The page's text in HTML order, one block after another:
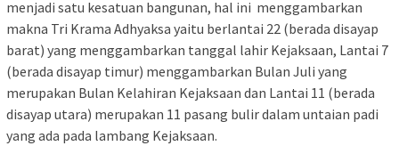
menjadi satu kesatuan bangunan, hal ini menggambarkan
makna Tri Krama Adhyaksa yaitu berlantai 22 (berada disayap
barat) yang menggambarkan tanggal lahir Kejaksaan, Lantai 7
(berada disayap timur) menggambarkan Bulan Juli yang
merupakan Bulan Kelahiran Kejaksaan dan Lantai 11 (berada
disayap utara) merupakan 11 pasang bulir dalam untaian padi
yang ada pada lambang Kejaksaan.